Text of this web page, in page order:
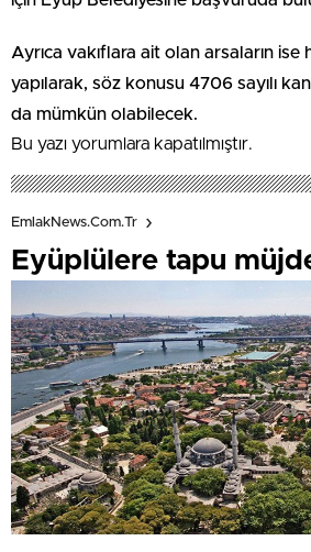
Ayrıca vakıflara ait olan arsaların ise
yapılarak, söz konusu 4706 sayılı
da mümkün olabilecek.
Bu yazı yorumlara kapatılmıştır.
EmlakNews.com.tr
Eyüplülere tapu